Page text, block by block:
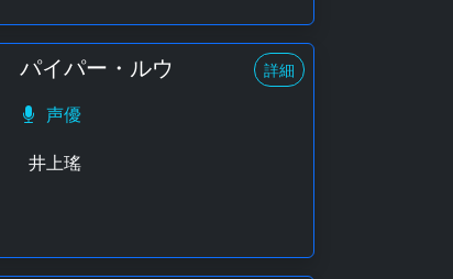
パイパー・ルウ 詳細
声優
井上瑤